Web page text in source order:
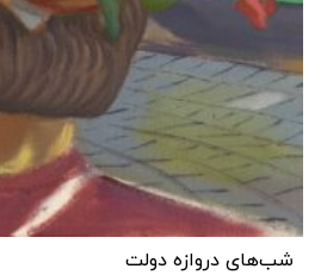
شب‌های دروازه دولت